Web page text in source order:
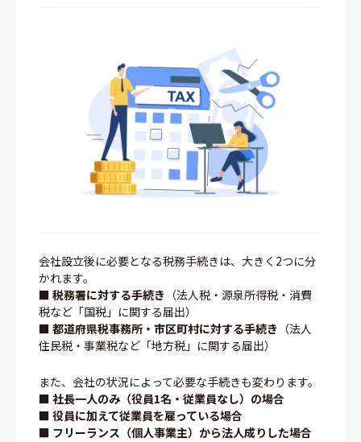
会社設立後に必要となる税務手続きは、大きく2つに分
かれます。
■ 税務署に対する手続き （法人税・源泉所得税・消費
税など「国税」に関する届出）
■ 都道府県税事務所・市区町村に対する手続き （法人
住民税・事業税など「地方税」に関する届出）
また、会社の状況によって必要な手続きも変わります。
■ 社長一人のみ（役員1名・従業員なし）の場合
■ 役員に加えて従業員を雇っている場合
■ フリーランス（個人事業主）から法人成りした場合